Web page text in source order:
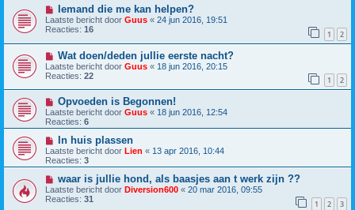
Iemand die me kan helpen?
Laatste bericht door Guus « 24 jun 2016, 19:51
Reacties: 16 1 2
Wat doen/deden jullie eerste nacht?
Laatste bericht door Guus « 18 jun 2016, 20:15
Reacties: 22 1 2
Opvoeden is Begonnen!
Laatste bericht door Guus « 18 jun 2016, 12:54
Reacties: 6
In huis plassen
Laatste bericht door Lien « 13 apr 2016, 10:44
Reacties: 3
waar is jullie hond, als baasjes aan t werk zijn ??
Laatste bericht door Diversion600 « 20 mar 2016, 09:55
Reacties: 31 1 2 3